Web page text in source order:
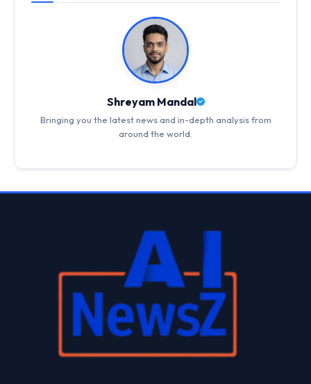
Shreyam Mandal
Bringing you the latest news and in-depth analysis from
around the world.